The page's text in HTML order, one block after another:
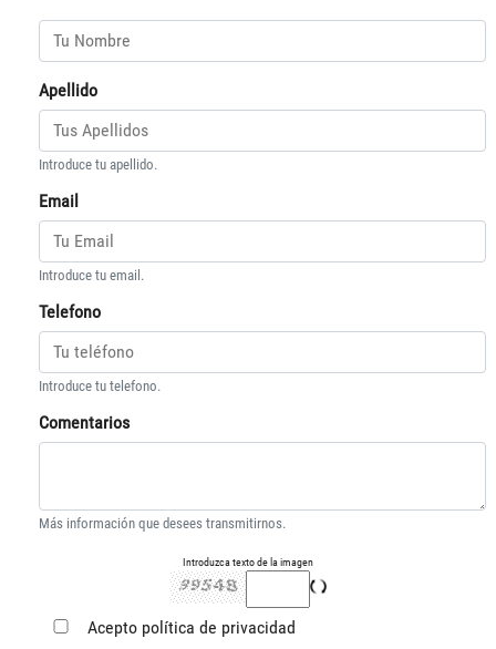
Apellido
Introduce tu apellido.
Email
Introduce tu email.
Telefono
Introduce tu telefono.
Comentarios
Más información que desees transmitirnos.
Introduzca texto de la imagen
Acepto política de privacidad